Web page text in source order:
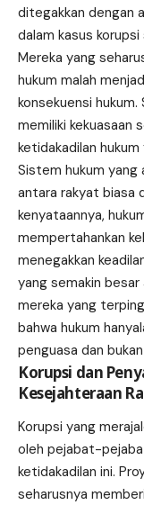
ditegakkan dengan
dalam kasus
Mereka yang
hukum malah
konsekuensi
memiliki kekuasaan
ketidakadilan
Sistem hukum yang
antara rakyat biasa
kenyataannya,
mempertahankan
menegakkan
yang semakin
mereka yang
bahwa hukum
penguasa dan
Korupsi dan
Kesejahteraan
Korupsi yang
oleh pejabat-
ketidakadilan ini.
seharusnya